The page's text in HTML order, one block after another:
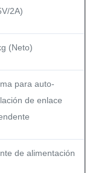
2A)
(Neto)
para auto-
de enlace
de alimentación